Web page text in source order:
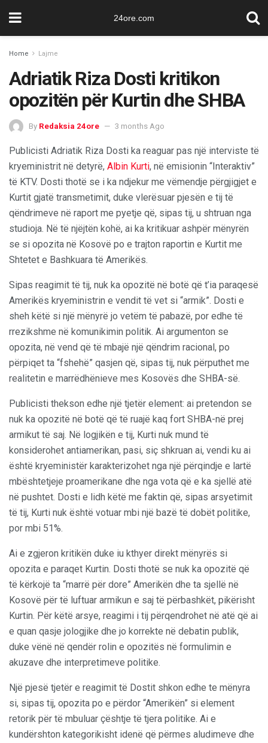
24ore.com
Home Lajme
Adriatik Riza Dosti kritikon
opozitën për Kurtin dhe SHBA
By Redaksia 24ore 3 months Ago
Publicisti Adriatik Riza Dosti ka reaguar pas një interviste të
kryeministrit në detyrë, Albin Kurti, në emisionin “Interaktiv”
të KTV. Dosti thotë se i ka ndjekur me vëmendje përgjigjet e
Kurtit gjatë transmetimit, duke vlerësuar pjesën e tij të
qëndrimeve në raport me pyetje që, sipas tij, u shtruan nga
studioja. Në të njëjtën kohë, ai ka kritikuar ashpër mënyrën
se si opozita në Kosovë po e trajton raportin e Kurtit me
Shtetet e Bashkuara të Amerikës.
Sipas reagimit të tij, nuk ka opozitë në botë që t’ia paraqesë
Amerikës kryeministrin e vendit të vet si “armik”. Dosti e
sheh këtë si një mënyrë jo vetëm të pabazë, por edhe të
rrezikshme në komunikimin politik. Ai argumenton se
opozita, në vend që të mbajë një qëndrim racional, po
përpiqet ta “fshehë” qasjen që, sipas tij, nuk përputhet me
realitetin e marrëdhënieve mes Kosovës dhe SHBA-së.
Publicisti thekson edhe një tjetër element: ai pretendon se
nuk ka opozitë në botë që të ruajë kaq fort SHBA-në prej
armikut të saj. Në logjikën e tij, Kurti nuk mund të
konsiderohet antiamerikan, pasi, siç shkruan ai, vendi ku ai
është kryeministër karakterizohet nga një përqindje e lartë
mbështetjeje proamerikane dhe nga vota që e ka sjellë atë
në pushtet. Dosti e lidh këtë me faktin që, sipas arsyetimit
të tij, Kurti nuk është votuar mbi një bazë të dobët politike,
por mbi 51%.
Ai e zgjeron kritikën duke iu kthyer direkt mënyrës si
opozita e paraqet Kurtin. Dosti thotë se nuk ka opozitë që
të kërkojë ta “marrë për dore” Amerikën dhe ta sjellë në
Kosovë për të luftuar armikun e saj të përbashkët, pikërisht
Kurtin. Për këtë arsye, reagimi i tij përqendrohet në atë që ai
e quan qasje jologjike dhe jo korrekte në debatin publik,
duke vënë në qendër rolin e opozitës në formulimin e
akuzave dhe interpretimeve politike.
Një pjesë tjetër e reagimit të Dostit shkon edhe te mënyra
si, sipas tij, opozita po e përdor “Amerikën” si element
retorik për të mbuluar çështje të tjera politike. Ai e
kundërshton kategorikisht idenë që përmes aludimeve dhe